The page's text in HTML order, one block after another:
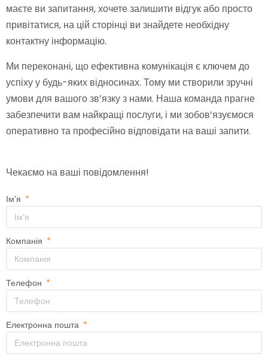
маєте ви запитання, хочете залишити відгук або просто
привітатися, на цій сторінці ви знайдете необхідну
контактну інформацію.
Ми переконані, що ефективна комунікація є ключем до
успіху у будь-яких відносинах. Тому ми створили зручні
умови для вашого зв’язку з нами. Наша команда прагне
забезпечити вам найкращі послуги, і ми зобов’язуємося
оперативно та професійно відповідати на ваші запити.
Чекаємо на ваші повідомлення!
Ім’я
Компанія
Телефон
Електронна пошта